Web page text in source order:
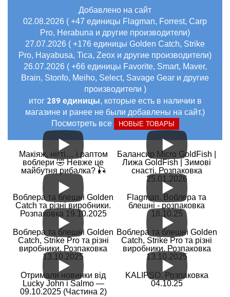
Добавлено на сайт
02.08.2026 ( +47 единицы Flagman, Forrest, Carp
Pro, Herabuna и другие производители)
27.07.2026 ( +176 единицы Golden Catch, Strike
Pro, Hayabusa, Tica, Zeox и другие производители)
26.07.2026 ( +66 единицы Favorite, Smart, Maver,
Brain, Stonfo, Meiho, Select, Savage Gear и другие
производители )
итог 289 единицы, которые есть в наличии в
магазине и ранее не были добавлены на сайт.)
Посмотреть все
НОВЫЕ ТОВАРЫ
Макіяж, нігті… і раптом
воблери 🤣 Невже це
майбутня рибалка? 🎣
Балансир Micro GoldFish |
Лижа GoldFish | Зимові
снасті. Розпаковка
25.01.2026
Воблера та блешні Golden
Catch та різні виробники.
Розпаковка 19.10.2025
Flagman. Воблера та
блешні - розпаковка
18.10.25
Воблера та блешні Golden
Catch, Strike Pro та різні
виробники. Розпаковка
13.10.2025
Воблера та блешні Golden
Catch, Strike Pro та різні
виробники. Розпаковка
13.10.2025
Отримали новинки від
Lucky John і Salmo —
09.10.2025 (Частина 2)
KALIPSO. Розпаковка
04.10.25